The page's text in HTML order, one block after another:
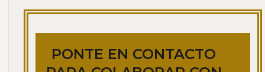
PONTE EN CONTACTO